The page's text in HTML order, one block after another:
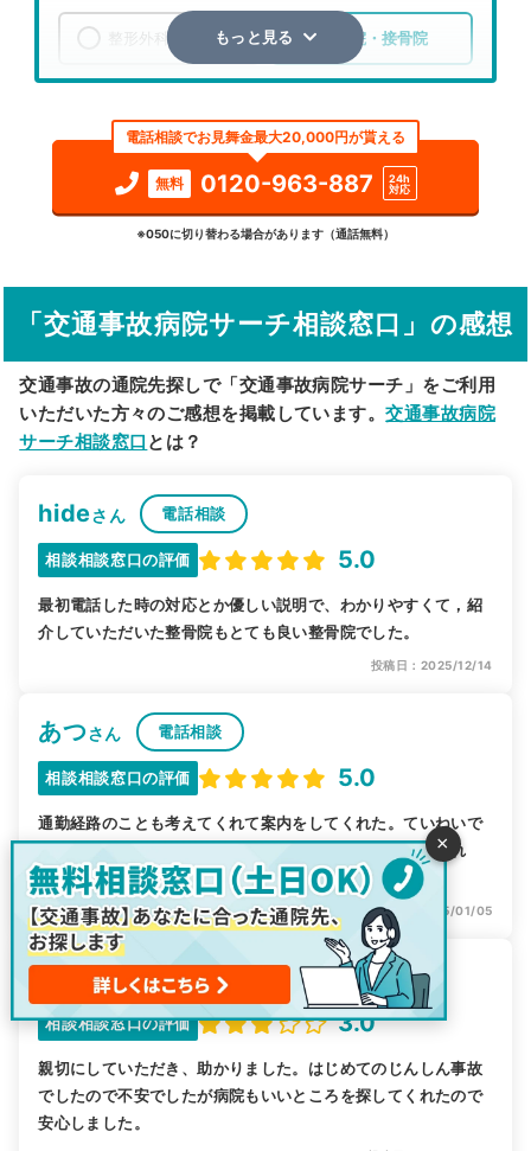
整形外科 整骨院・接骨院
検索する
詳細条件で絞り込む
駅から探す 院名から探す
もっと見る
電話相談でお見舞金最大20,000円が貰える
無料 0120-963-887
24h
対応
※050に切り替わる場合があります（通話無料）
「交通事故病院サーチ相談窓口」の感想
交通事故の通院先探しで「交通事故病院サーチ」をご利用
いただいた方々のご感想を掲載しています。交通事故病院
サーチ相談窓口 とは？
hideさん 電話相談
相談相談窓口の評価 5.0
最初電話した時の対応とか優しい説明で、わかりやすくて，紹
介していただいた整骨院もとても良い整骨院でした。
投稿日：2025/12/14
あつさん 電話相談
相談相談窓口の評価 5.0
通勤経路のことも考えてくれて案内をしてくれた。ていねいで
あり親切で良かった。営業時間のことも考えて案内してくれ
た。
投稿日：2025/01/05
さん 電話相談
相談相談窓口の評価 3.0
親切にしていただき、助かりました。はじめてのじんしん事故
でしたので不安でしたが病院もいいところを探してくれたので
安心しました。
×